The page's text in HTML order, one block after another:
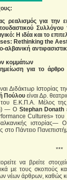
ρεαλισμός για την
Η ιδέα και το
Rethinking the
αλβανική
κομμάτων
για το
Διδάκτωρ Ιστορίας
Πούλουείναι Δρ.
Ε.Κ.Π.Α. Μέλος της
— O Stephan Donath
Cultures»
ιστορίας— Ο
στο Πάντειο
***
να βρείτε
με τους σκοπούς
νέων άρθρων, καθώς